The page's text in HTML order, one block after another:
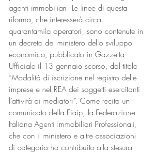
agenti immobiliari. Le linee di questa
riforma, che interesserà circa
quarantamila operatori, sono contenute in
un decreto del ministero dello sviluppo
economico, pubblicato in Gazzetta
Ufficiale il 13 gennaio scorso, dal titolo
“Modalità di iscrizione nel registro delle
imprese e nel REA dei soggetti esercitanti
l’attività di mediatori”. Come recita un
comunicato della Fiaip, la Federazione
Italiana Agenti Immobiliari Professionali,
che con il ministero e altre associazioni
di categoria ha contribuito alla stesura